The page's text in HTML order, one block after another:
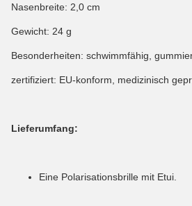
Nasenbreite: 2,0 cm
Gewicht: 24 g
Besonderheiten: schwimmfähig,
zertifiziert: EU-konform, medizinisch
Lieferumfang:
Eine Polarisationsbrille mit Etui.